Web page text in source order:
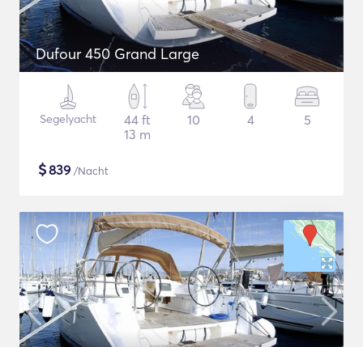
Dufour 450 Grand Large
Segelyacht
44 ft
13 m
10 4 5
$839 /Nacht